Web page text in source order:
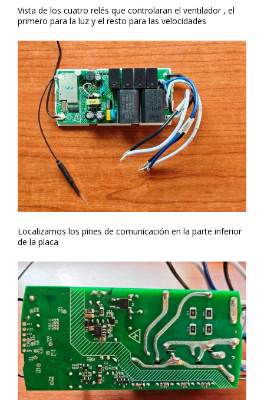
Vista de los cuatro relés que controlaran el ventilador , el
primero para la luz y el resto para las velocidades
Localizamos los pines de comunicación en la parte inferior
de la placa